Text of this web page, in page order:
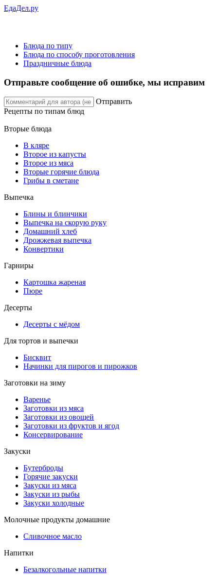
ЕдаДел.ру
Блюда по типу
Блюда по способу проготовления
Праздничные блюда
Отправьте сообщение об ошибке, мы исправим
Отправить
Рецепты по типам блюд
Вторые блюда
В кляре
Второе из капусты
Второе из мяса
Вторые горячие блюда
Грибы в сметане
Выпечка
Блины и блинчики
Выпечка на скорую руку
Домашний хлеб
Дрожжевая выпечка
Конвертики
Гарниры
Картошка жареная
Пюре
Десерты
Десерты с мёдом
Для тортов и выпечки
Бисквит
Начинки для пирогов и пирожков
Заготовки на зиму
Варенье
Заготовки из мяса
Заготовки из овощей
Заготовки из фруктов и ягод
Консервирование
Закуски
Бутерброды
Горячие закуски
Закуски из мяса
Закуски из рыбы
Закуски холодные
Молочные продукты домашние
Сливочное масло
Напитки
Безалкогольные напитки